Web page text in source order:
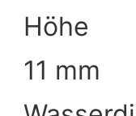
Höhe
11 mm